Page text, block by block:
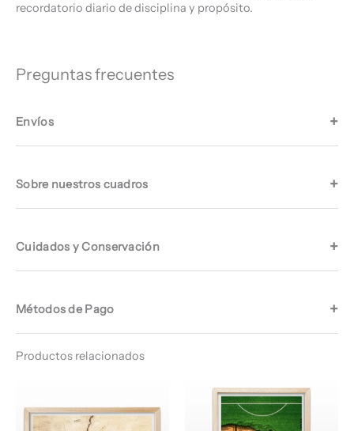
recordatorio diario de disciplina y propósito.
Preguntas frecuentes
Envíos
Sobre nuestros cuadros
Cuidados y Conservación
Métodos de Pago
Productos relacionados
precios:
desde
de